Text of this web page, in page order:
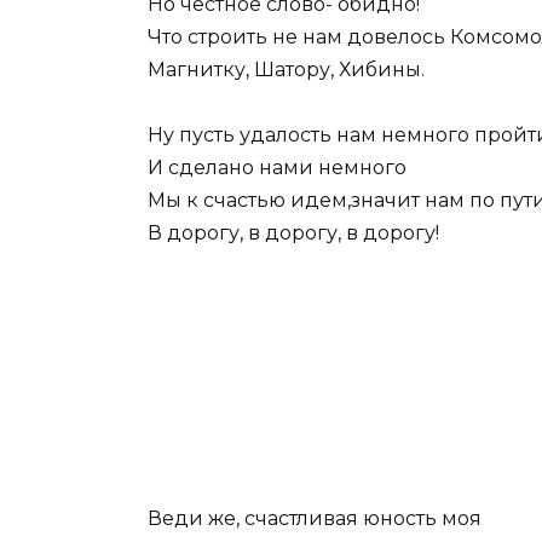
Что строить не нам довелось
Магнитку, Шатору, Хибины.
Ну пусть удалость нам немного
И сделано нами немного
Мы к счастью идем,значит нам по
В дорогу, в дорогу, в дорогу!
Веди же, счастливая юность моя